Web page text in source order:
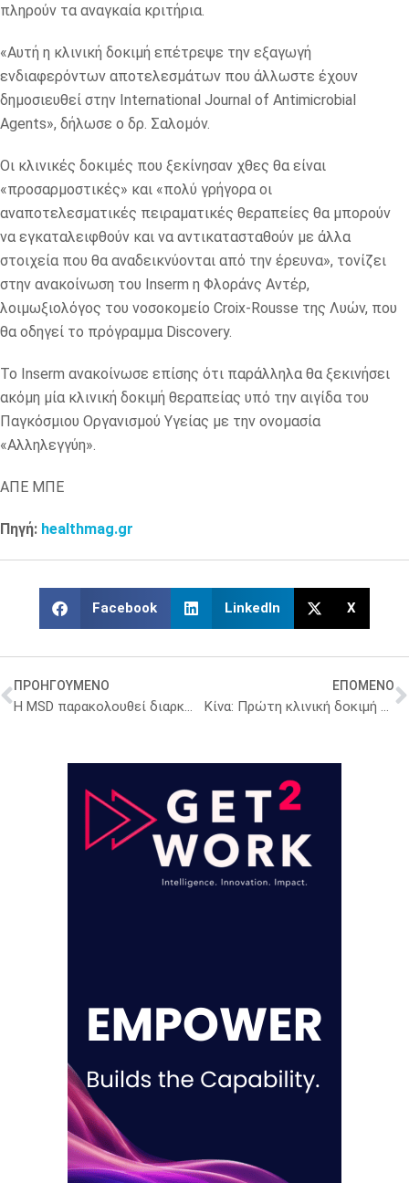
πληρούν τα αναγκαία κριτήρια.
«Αυτή η κλινική δοκιμή επέτρεψε την εξαγωγή
ενδιαφερόντων αποτελεσμάτων που άλλωστε έχουν
δημοσιευθεί στην International Journal of Antimicrobial
Agents», δήλωσε ο δρ. Σαλομόν.
Οι κλινικές δοκιμές που ξεκίνησαν χθες θα είναι
«προσαρμοστικές» και «πολύ γρήγορα οι
αναποτελεσματικές πειραματικές θεραπείες θα μπορούν
να εγκαταλειφθούν και να αντικατασταθούν με άλλα
στοιχεία που θα αναδεικνύονται από την έρευνα», τονίζει
στην ανακοίνωση του Inserm η Φλοράνς Αντέρ,
λοιμωξιολόγος του νοσοκομείο Croix-Rousse της Λυών, που
θα οδηγεί το πρόγραμμα Discovery.
Το Inserm ανακοίνωσε επίσης ότι παράλληλα θα ξεκινήσει
ακόμη μία κλινική δοκιμή θεραπείας υπό την αιγίδα του
Παγκόσμιου Οργανισμού Υγείας με την ονομασία
«Αλληλεγγύη».
ΑΠΕ ΜΠΕ
Πηγή: healthmag.gr
Facebook LinkedIn X
ΠΡΟΗΓΟΥΜΕΝΟ
H MSD παρακολουθεί διαρκώς την εξέλιξη της έξαρσης του Covid- 19 και επικεντρώνεται στην προστασία της δημόσιας υγείας
ΕΠΟΜΕΝΟ
Κίνα: Πρώτη κλινική δοκιμή εμβολίου για κορωνοϊό σε 108 εθελοντές